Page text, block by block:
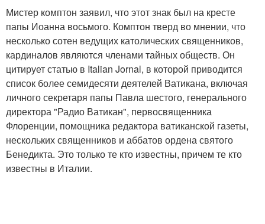
Мистер комптон заявил, что этот знак был на кресте
папы Иоанна восьмого. Комптон тверд во мнении, что
несколько сотен ведущих католических священников,
кардиналов являются членами тайных обществ. Он
цитирует статью в Italian Jornal, в которой приводится
список более семидесяти деятелей Ватикана, включая
личного секретаря папы Павла шестого, генерального
директора "Радио Ватикан", первосвященника
Флоренции, помощника редактора ватиканской газеты,
нескольких священников и аббатов ордена святого
Бенедикта. Это только те кто известны, причем те кто
известны в Италии.